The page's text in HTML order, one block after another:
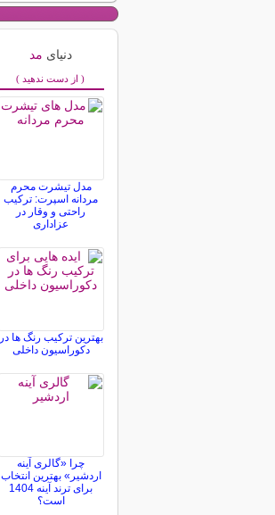
دنیای مد
( از دست ندهید )
مدل تیشرت محرم
مردانه اسپرت: ترکیب
راحتی و وقار در
عزاداری
بهترین ترکیب رنگ ها در
دکوراسیون داخلی
چرا «گالری آینه
اردشیر» بهترین انتخاب
برای ترند آینه 1404
است؟